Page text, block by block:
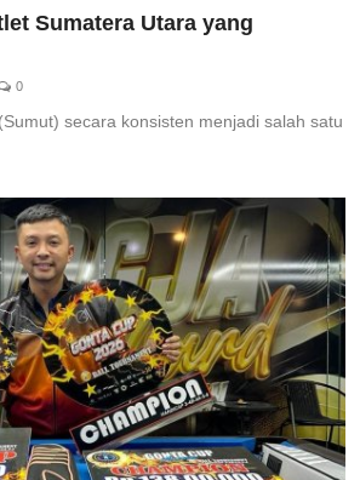
Sumatera Utara yang
0
secara konsisten menjadi salah satu